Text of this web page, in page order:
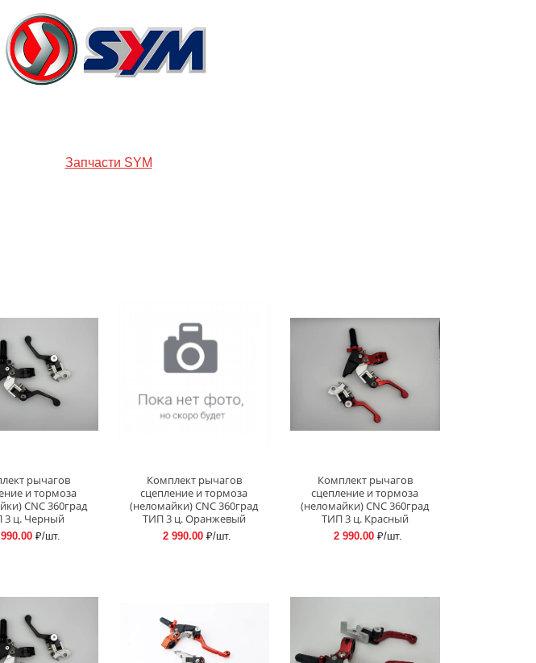
Запчасти SYM
рычагов
и тормоза
CNC 360град
3 ц. Черный
₽/шт.
Комплект рычагов
сцепление и тормоза
(неломайки) CNC 360град
ТИП 3 ц. Оранжевый
2 990.00₽/шт.
Комплект рычагов
сцепление и тормоза
(неломайки) CNC 360град
ТИП 3 ц. Красный
2 990.00₽/шт.